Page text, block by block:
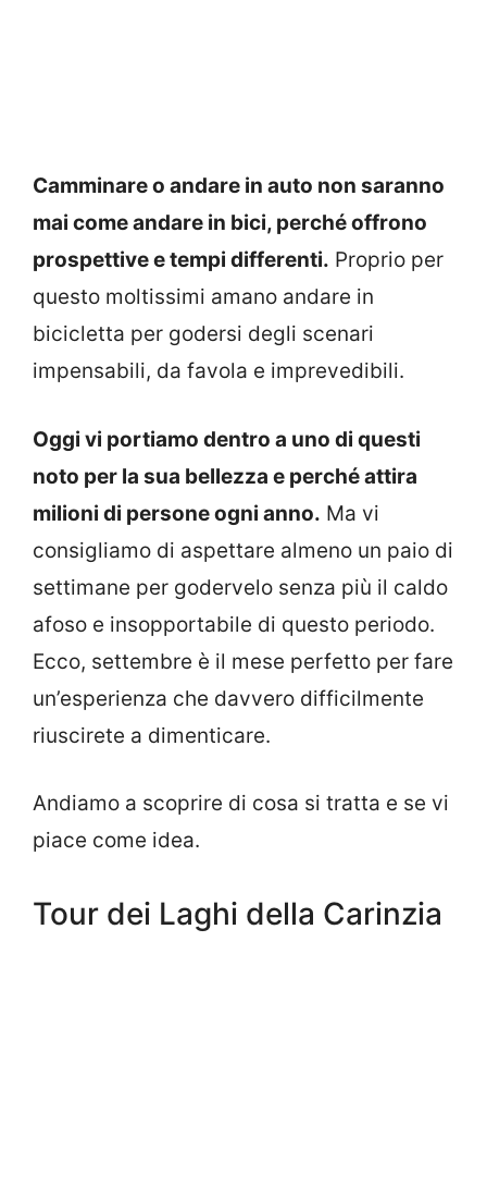
Camminare o andare in auto non saranno
mai come andare in bici, perché offrono
prospettive e tempi differenti. Proprio per
questo moltissimi amano andare in
bicicletta per godersi degli scenari
impensabili, da favola e imprevedibili.
Oggi vi portiamo dentro a uno di questi
noto per la sua bellezza e perché attira
milioni di persone ogni anno. Ma vi
consigliamo di aspettare almeno un paio di
settimane per godervelo senza più il caldo
afoso e insopportabile di questo periodo.
Ecco, settembre è il mese perfetto per fare
un’esperienza che davvero difficilmente
riuscirete a dimenticare.
Andiamo a scoprire di cosa si tratta e se vi
piace come idea.
Tour dei Laghi della Carinzia